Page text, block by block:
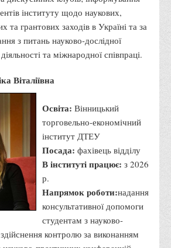
2025
2023
2022
2021
2020
2019
студентів 2018
студентів 2017
ВТЕІ?
освітніх програм
інституту щодо наукових,
та грантових заходів в Україні та за
з питань науково-дослідної
та міжнародної співпраці.
Віталіївна
Освіта: Вінницький
торговельно-економічний
інститут ДТЕУ
Посада: фахівець відділу
В інституті працює: з 2026
р.
Напрямок роботи:надання
консультативної допомоги
студентам з науково-
контролю за виконанням